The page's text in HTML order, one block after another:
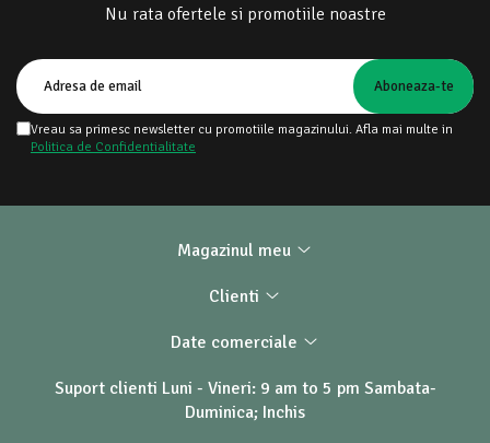
Nu rata ofertele si promotiile noastre
Vreau sa primesc newsletter cu promotiile magazinului. Afla mai multe in
Politica de Confidentialitate
Magazinul meu
Clienti
Date comerciale
Suport clienti Luni - Vineri: 9 am to 5 pm Sambata-
Duminica; Inchis